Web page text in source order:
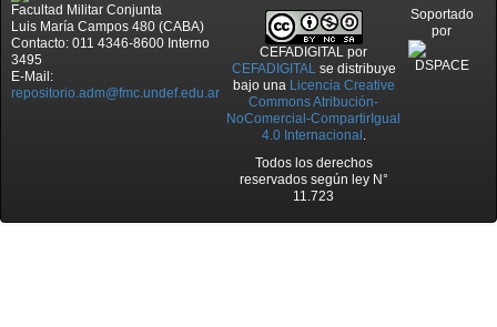
Facultad Militar Conjunta
Luis María Campos 480 (CABA)
Contacto: 011 4346-8600 Interno
3495
E-Mail:
repositorio.adm@fmc.undef.edu.ar
CEFADIGITAL por
CEFADIGITALse distribuye
bajo una Licencia Creative
Commons Atribución-
NoComercial-CompartirIgual
4.0 Internacional .
Todos los derechos
reservados según ley N°
11.723
Soportado
por